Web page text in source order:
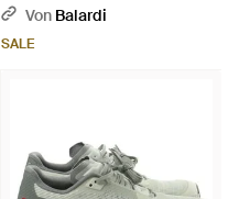
- Schwarz
Von Balardi
SALE